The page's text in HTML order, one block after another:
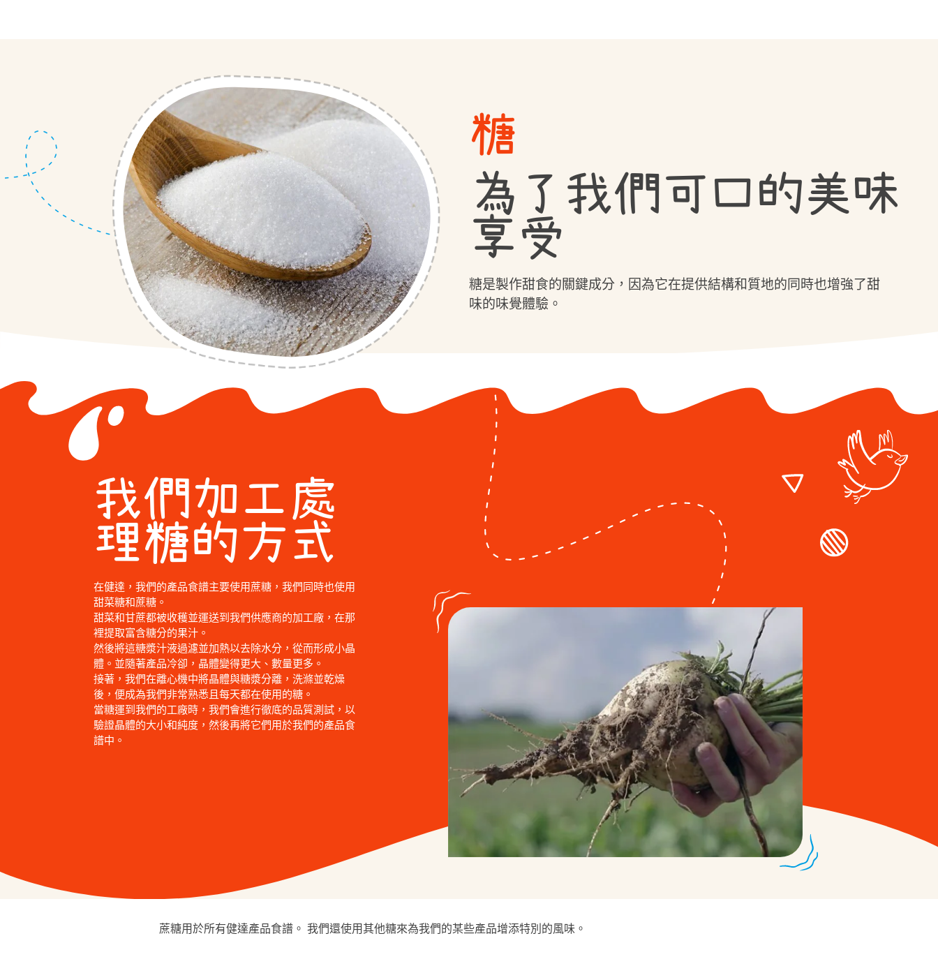
糖
為了我們可口的美味
享受
糖是製作甜食的關鍵成分，因為它在提供結構和質地的同時也增強了甜
味的味覺體驗。
我們加工處
理糖的方式
在健達，我們的產品食譜主要使用蔗糖，我們同時也使用
甜菜糖和蔗糖。
甜菜和甘蔗都被收穫並運送到我們供應商的加工廠，在那
裡提取富含糖分的果汁。
然後將這糖漿汁液過濾並加熱以去除水分，從而形成小晶
體。並隨著產品冷卻，晶體變得更大、數量更多。
接著，我們在離心機中將晶體與糖漿分離，洗滌並乾燥
後，便成為我們非常熟悉且每天都在使用的糖。
當糖運到我們的工廠時，我們會進行徹底的品質測試，以
驗證晶體的大小和純度，然後再將它們用於我們的產品食
譜中。
蔗糖用於所有健達產品食譜。 我們還使用其他糖來為我們的某些產品增添特別的風味。